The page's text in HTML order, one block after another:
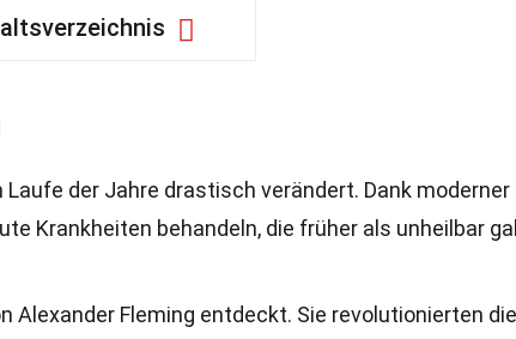
der Jahre drastisch verändert. Dank moderner
Krankheiten behandeln, die früher als unheilbar
Alexander Fleming entdeckt. Sie revolutionierten die